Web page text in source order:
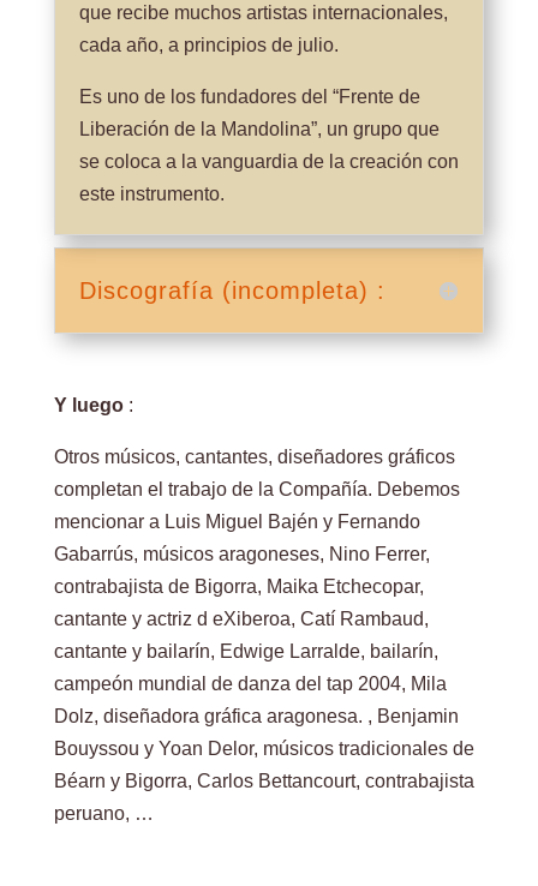
que recibe muchos artistas internacionales,
cada año, a principios de julio.
Es uno de los fundadores del “Frente de
Liberación de la Mandolina”, un grupo que
se coloca a la vanguardia de la creación con
este instrumento.
Discografía (incompleta) :
Y luego:
Otros músicos, cantantes, diseñadores gráficos
completan el trabajo de la Compañía. Debemos
mencionar a Luis Miguel Bajén y Fernando
Gabarrús, músicos aragoneses, Nino Ferrer,
contrabajista de Bigorra, Maika Etchecopar,
cantante y actriz d eXiberoa, Catí Rambaud,
cantante y bailarín, Edwige Larralde, bailarín,
campeón mundial de danza del tap 2004, Mila
Dolz, diseñadora gráfica aragonesa. , Benjamin
Bouyssou y Yoan Delor, músicos tradicionales de
Béarn y Bigorra, Carlos Bettancourt, contrabajista
peruano, …